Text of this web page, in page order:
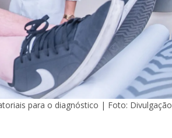
para o diagnóstico | Foto: Divulgação